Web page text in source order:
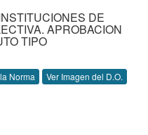
DE
APROBACION
TIPO
Norma Ver Imagen del D.O.